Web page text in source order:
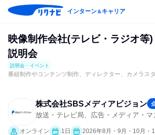
インターン＆キャリア
映像制作会社(テレビ・ラジオ
説明会
説明会・イベント
番組制作やコンテンツ制作、ディレクター、カメラス
株式会社SBSメディアビジョン
放送・テレビ局、広告・メディア・マ
オンライン 1日
2026年8月・9月・10月・